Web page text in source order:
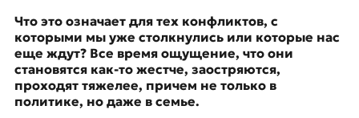
Что это означает для тех конфликтов, с
которыми мы уже столкнулись или которые наc
еще ждут? Все время ощущение, что они
становятся как-то жестче, заостряются,
проходят тяжелее, причем не только в
политике, но даже в семье.